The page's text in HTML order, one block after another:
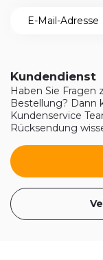
Kundendienst
Haben Sie
Bestellung? Dann
Kundenservice
Rücksendung